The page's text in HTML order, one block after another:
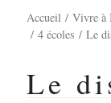
Accueil Vivre à
4 écoles
Le
Le